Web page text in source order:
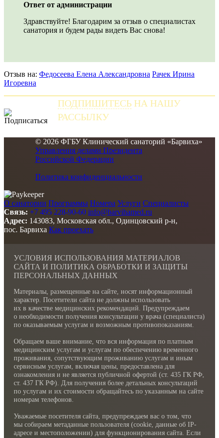
Ответ от администрации
Здравствуйте! Благодарим за отзыв о специалистах
санатория и будем рады видеть Вас снова!
Отзыв на: Федосеева Елена Александровна Рачек Ирина
Игоревна
ПОДПИШИТЕСЬ НА НАШУ
РАССЫЛКУ
© 2026 ФГБУ Клинический санаторий «Барвиха»
Управления делами Президента
Российской Федерации
Политика конфиденциальности
О санатории Программы Номера Услуги Специалисты
Связь: +7 495 228-90-60 info@barvihamed.ru
Адрес: 143083, Московская обл., Одинцовский р-н,
пос. Барвиха Как проехать
УСЛОВИЯ ИСПОЛЬЗОВАНИЯ МАТЕРИАЛОВ
САЙТА И ПОЛИТИКА ОБРАБОТКИ И ЗАЩИТЫ
ПЕРСОНАЛЬНЫХ ДАННЫХ
Материалы, размещенные на сайте, носят информационный
характер. Посетители сайта не должны использовать
их в качестве медицинских рекомендаций. Предупреждаем
о необходимости получения консультации у врача (специалиста)
по оказываемым услугам и возможным противопоказаниям.
Обращаем ваше внимание, что вся информация по платным
медицинским услугам и услугам по обеспечению временного
проживания, сопутствующим проживанию услугам и иным
сервисным услугам, включая цены, предоставлена для
ознакомления и не является публичной офертой (ст. 435 ГК РФ,
cт. 437 ГК РФ). Для получения более детальных консультаций
по услугам и их стоимости обращайтесь по указанным на сайте
номерам телефонов.
Уважаемые посетителя сайта, предупреждаем вас о том, что
мы собираем метаданные пользователя (cookie, данные об IP-
адресе и местоположении) для функционирования сайта. Если